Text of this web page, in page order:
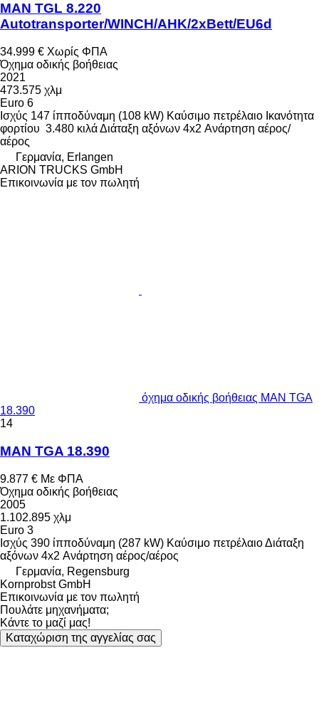
MAN TGL 8.220
Autotransporter/WINCH/AHK/2xBett/EU6d
34.999 € Χωρίς ΦΠΑ
Όχημα οδικής βοήθειας
2021
473.575 χλμ
Euro 6
Ισχύς 147 ίπποδύναμη (108 kW) Καύσιμο πετρέλαιο Ικανότητα
φορτίου 3.480 κιλάΔιάταξη αξόνων 4x2 Ανάρτηση αέρος/
αέρος
Γερμανία, Erlangen
ARION TRUCKS GmbH
Επικοινωνία με τον πωλητή
όχημα οδικής βοήθειας MAN TGA
18.390
14
MAN TGA 18.390
9.877 € Με ΦΠΑ
Όχημα οδικής βοήθειας
2005
1.102.895 χλμ
Euro 3
Ισχύς 390 ίπποδύναμη (287 kW) Καύσιμο πετρέλαιοΔιάταξη
αξόνων 4x2 Ανάρτηση αέρος/αέρος
Γερμανία, Regensburg
Kornprobst GmbH
Επικοινωνία με τον πωλητή
Πουλάτε μηχανήματα;
Κάντε το μαζί μας!
Καταχώριση της αγγελίας σας